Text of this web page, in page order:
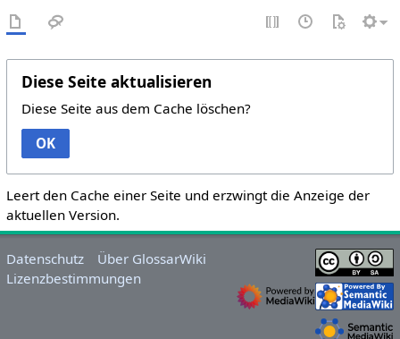
Diese Seite aktualisieren
Diese Seite aus dem Cache löschen?
OK
Leert den Cache einer Seite und erzwingt die Anzeige der
aktuellen Version.
Datenschutz
Über GlossarWiki
Lizenzbestimmungen